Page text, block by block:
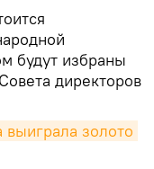
будут избраны
директоров
золото